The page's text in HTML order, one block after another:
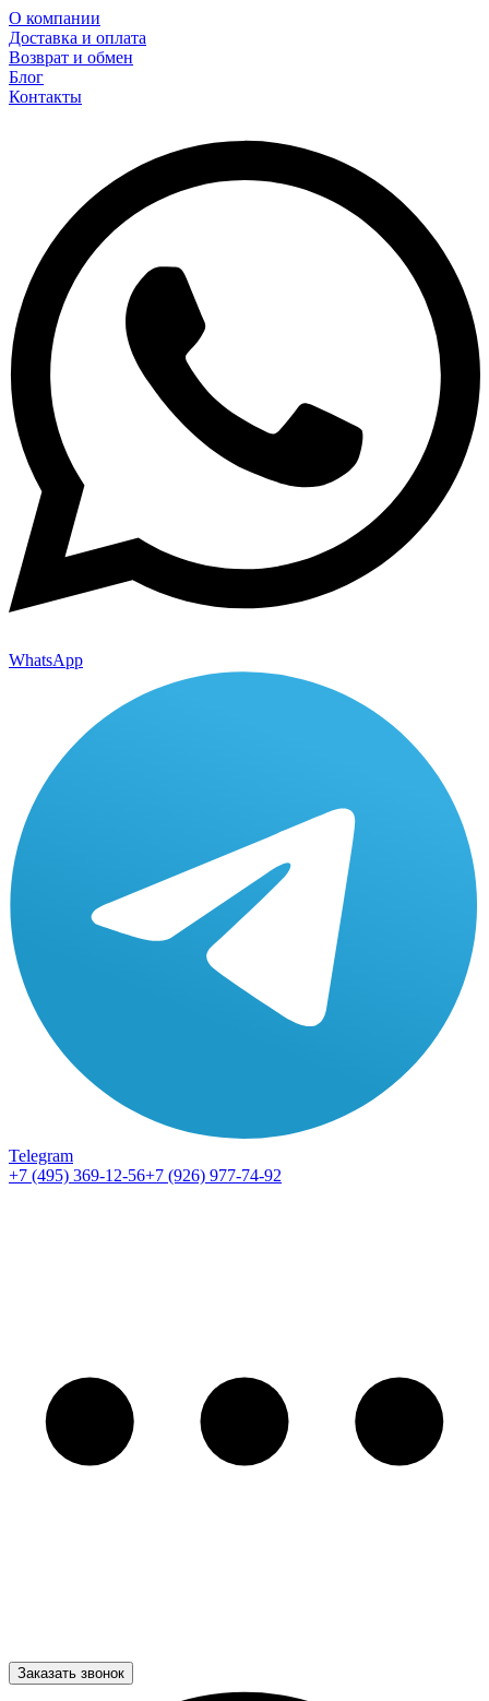
О компании
Доставка и оплата
Возврат и обмен
Блог
Контакты
WhatsApp
Telegram
+7 (495) 369-12-56+7 (926) 977-74-92
Заказать звонок